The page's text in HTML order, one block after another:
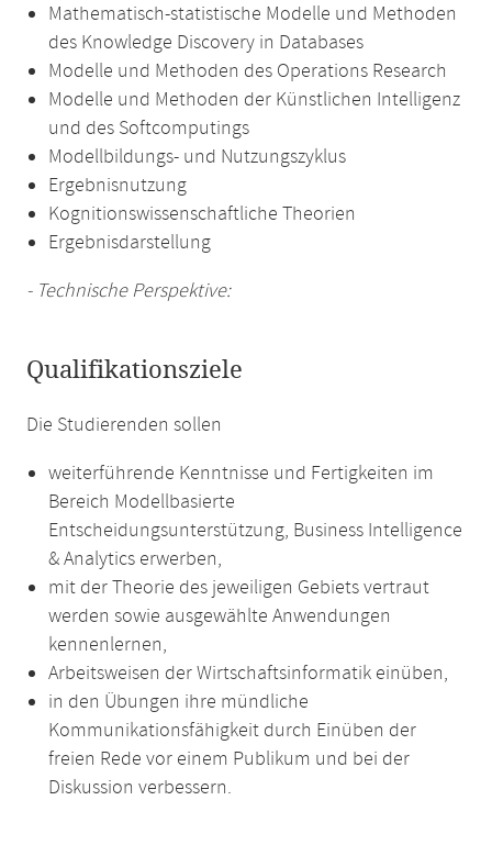
Mathematisch-statistische Modelle und Methoden
des Knowledge Discovery in Databases
Modelle und Methoden des Operations Research
Modelle und Methoden der Künstlichen Intelligenz
und des Softcomputings
Modellbildungs- und Nutzungszyklus
Ergebnisnutzung
Kognitionswissenschaftliche Theorien
Ergebnisdarstellung
- Technische Perspektive:
Qualifikationsziele
Die Studierenden sollen
weiterführende Kenntnisse und Fertigkeiten im
Bereich Modellbasierte
Entscheidungsunterstützung, Business Intelligence
& Analytics erwerben,
mit der Theorie des jeweiligen Gebiets vertraut
werden sowie ausgewählte Anwendungen
kennenlernen,
Arbeitsweisen der Wirtschaftsinformatik einüben,
in den Übungen ihre mündliche
Kommunikationsfähigkeit durch Einüben der
freien Rede vor einem Publikum und bei der
Diskussion verbessern.